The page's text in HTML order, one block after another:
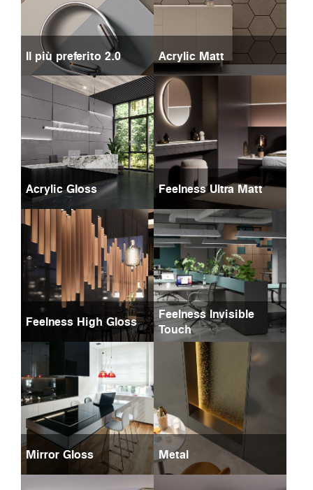
Il più preferito 2.0 Acrylic Matt
Acrylic Gloss Feelness Ultra Matt
Feelness High Gloss
Feelness Invisible
Touch
Mirror Gloss Metal